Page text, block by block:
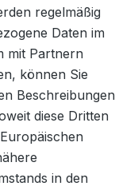
regelmäßig
Daten im
mit Partnern
können Sie
Beschreibungen
diese Dritten
in den